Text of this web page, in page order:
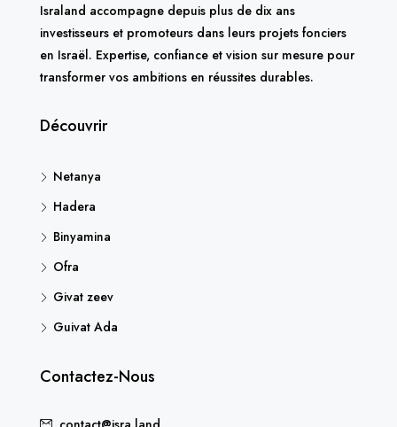
Israland accompagne depuis plus de dix ans
investisseurs et promoteurs dans leurs projets fonciers
en Israël. Expertise, confiance et vision sur mesure pour
transformer vos ambitions en réussites durables.
Découvrir
Netanya
Hadera
Binyamina
Ofra
Givat zeev
Guivat Ada
Contactez-Nous